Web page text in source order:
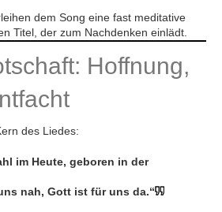
dem Song eine fast meditative
Titel, der zum Nachdenken einlädt.
Hoffnung,
des Liedes:
im Heute, geboren in der
nah, Gott ist für uns da.“